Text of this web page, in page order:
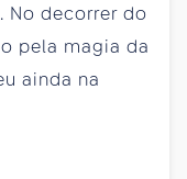
No decorrer do
pela magia da
ainda na